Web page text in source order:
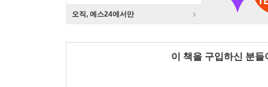
오직, 예스24에서만
이 책을 구입하신 분